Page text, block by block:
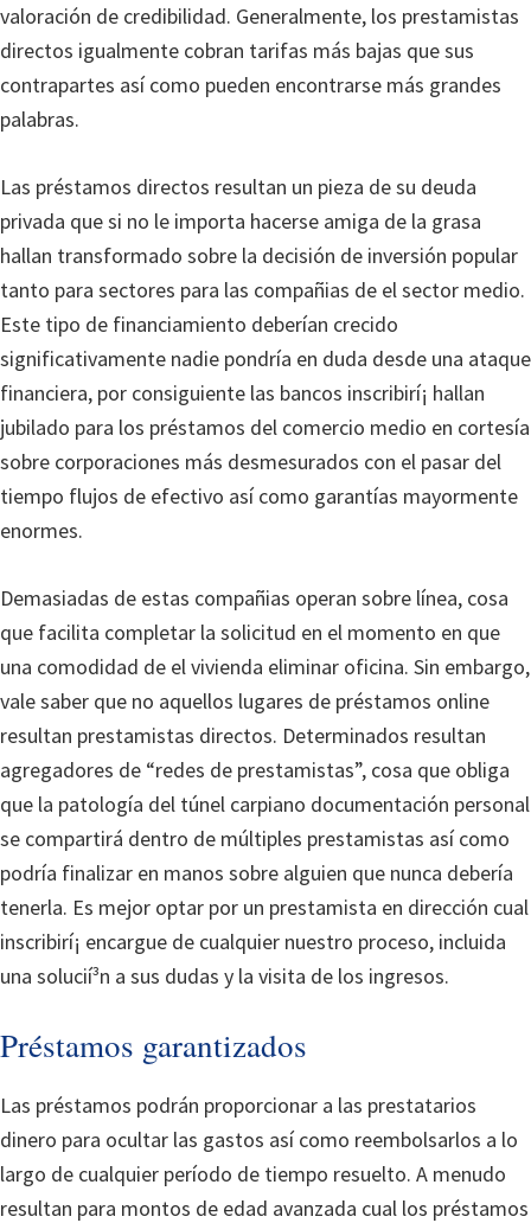
valoración de credibilidad. Generalmente, los prestamistas
directos igualmente cobran tarifas más bajas que sus
contrapartes así­ como pueden encontrarse más grandes
palabras.
Las préstamos directos resultan un pieza de su deuda
privada que si no le importa hacerse amiga de la grasa
hallan transformado sobre la decisión de inversión popular
tanto para sectores para las compañias de el sector medio.
Este tipo de financiamiento deberían crecido
significativamente nadie pondrí­a en duda desde una ataque
financiera, por consiguiente las bancos inscribirí¡ hallan
jubilado para los préstamos del comercio medio en cortesía
sobre corporaciones más desmesurados con el pasar del
tiempo flujos de efectivo así­ como garantías mayormente
enormes.
Demasiadas de estas compañias operan sobre línea, cosa
que facilita completar la solicitud en el momento en que
una comodidad de el vivienda eliminar oficina. Sin embargo,
vale saber que no aquellos lugares de préstamos online
resultan prestamistas directos. Determinados resultan
agregadores de “redes de prestamistas”, cosa que obliga
que la patologí­a del túnel carpiano documentación personal
se compartirá dentro de múltiples prestamistas así­ como
podría finalizar en manos sobre alguien que nunca debería
tenerla. Es mejor optar por un prestamista en dirección cual
inscribirí¡ encargue de cualquier nuestro proceso, incluida
una solucií³n a sus dudas y la visita de los ingresos.
Préstamos garantizados
Las préstamos podrán proporcionar a las prestatarios
dinero para ocultar las gastos así­ como reembolsarlos a lo
largo de cualquier período de tiempo resuelto. A menudo
resultan para montos de edad avanzada cual los préstamos